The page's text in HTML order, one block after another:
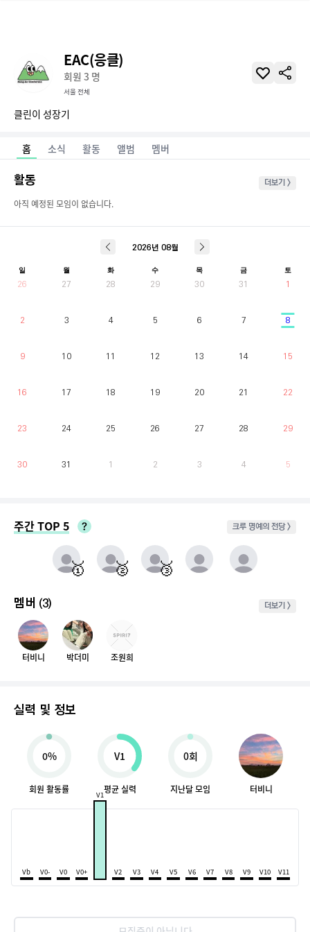
EAC(응클)
회원 3 명
서울 전체
클린이 성장기
홈 소식 활동 앨범 멤버
활동 더보기 >
아직 예정된 모임이 없습니다.
2026년 08월
일 월 화 수 목 금 토
26 27 28 29 30 31 1
2 3 4 5 6 7 8
9 10 11 12 13 14 15
16 17 18 19 20 21 22
23 24 25 26 27 28 29
30 31 1 2 3 4 5
주간 TOP 5 크루 명예의 전당 >
매주 월요일부터 일요일까지 가장 클라이밍 시간이 많은 유저를 실시간으로 반영.
동점자 처리방식 : 클라이밍 횟수가 많은 순
🥇 🥈 🥉
멤버 (3) 더보기 >
터비니 박더미 조원희
실력 및 정보
0%
회원 활동률
V1
평균 실력
0회
지난달 모임 터비니
Vb V0- V0 V0+
V1
V2 V3 V4 V5 V6 V7 V8 V9 V10 V11